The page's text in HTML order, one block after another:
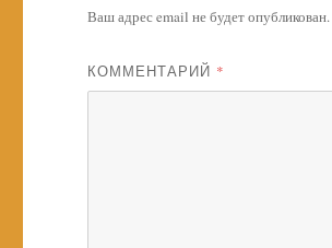
Ваш адрес email не будет опубликован.
КОММЕНТАРИЙ *